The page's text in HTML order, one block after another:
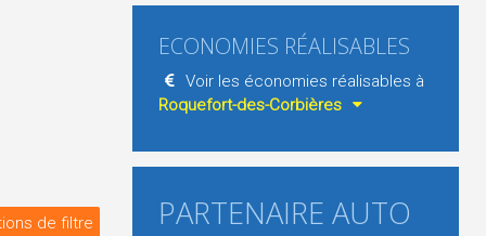
de filtre
ECONOMIES RÉALISABLES
Voir les économies réalisables à
Roquefort-des-Corbières
PARTENAIRE AUTO